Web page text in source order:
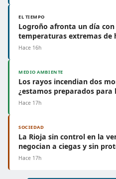
EL TIEMPO
Logroño afronta un día
temperaturas extremas de
Hace 16h
MEDIO AMBIENTE
Los rayos incendian dos
¿estamos preparados
Hace 17h
SOCIEDAD
La Rioja sin control en la
negocian a ciegas y sin
Hace 17h